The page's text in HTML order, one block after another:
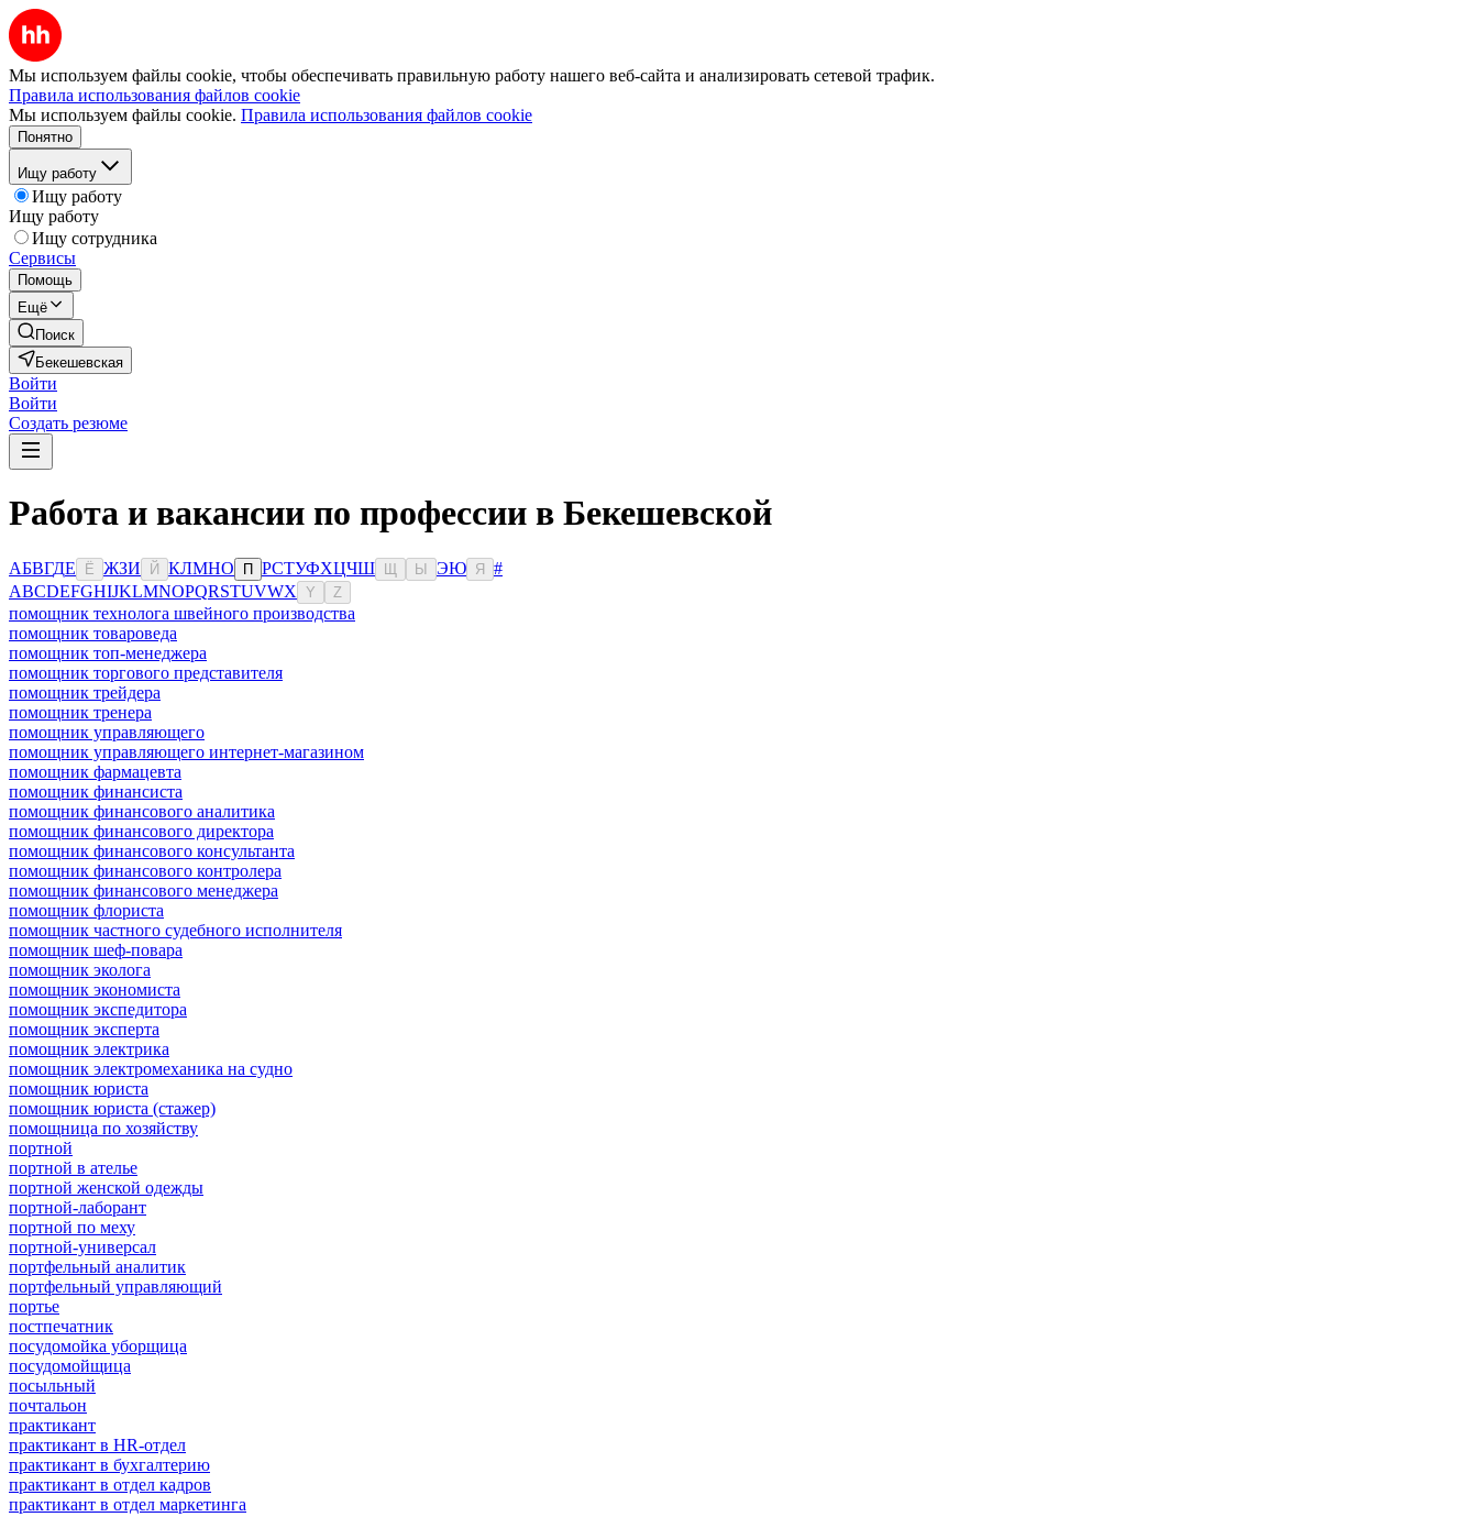
Мы используем файлы cookie, чтобы обеспечивать правильную работу нашего веб-сайта и анализировать сетевой трафик.
Правила использования файлов cookie
Мы используем файлы cookie. Правила использования файлов cookie
Понятно
Ищу работу
Ищу работу
Ищу работу
Ищу сотрудника
Сервисы
Помощь
Ещё
Поиск
Бекешевская
Войти
Войти
Создать резюме
Работа и вакансии по профессии в Бекешевской
АБВГДЕ Ё ЖЗИ Й КЛМНО П РСТУФХЦЧШ Ы ЭЮ Я
#
ABCDEFGHIJKLMNOPQRSTUVWX Y Z
помощник технолога швейного производства
помощник товароведа
помощник топ-менеджера
помощник торгового представителя
помощник трейдера
помощник тренера
помощник управляющего
помощник управляющего интернет-магазином
помощник фармацевта
помощник финансиста
помощник финансового аналитика
помощник финансового директора
помощник финансового консультанта
помощник финансового контролера
помощник финансового менеджера
помощник флориста
помощник частного судебного исполнителя
помощник шеф-повара
помощник эколога
помощник экономиста
помощник экспедитора
помощник эксперта
помощник электрика
помощник электромеханика на судно
помощник юриста
помощник юриста (стажер)
помощница по хозяйству
портной
портной в ателье
портной женской одежды
портной-лаборант
портной по меху
портной-универсал
портфельный аналитик
портфельный управляющий
портье
постпечатник
посудомойка уборщица
посудомойщица
посыльный
почтальон
практикант
практикант в HR-отдел
практикант в бухгалтерию
практикант в отдел кадров
практикант в отдел маркетинга